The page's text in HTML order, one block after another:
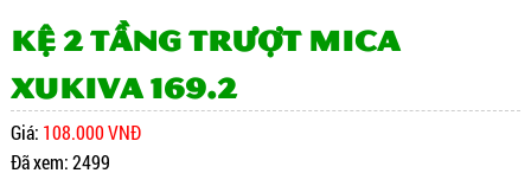
Kệ 2 tầng trượt mica
Xukiva 169.2
Giá: 108.000 VNĐ
Đã xem: 2499